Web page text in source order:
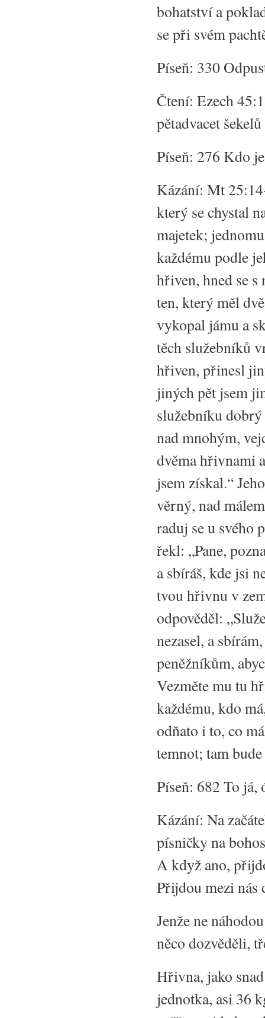
bohatství a
se při svém
Píseň: 330
Čtení: Ezech
pětadvacet
Píseň: 276 Kdo
Kázání: Mt
který se chystal
majetek;
každému podle
hřiven, hned se
ten, který měl
vykopal jámu a
těch služebníků
hřiven, přinesl
jiných pět jsem
služebníku
nad mnohým,
dvěma hřivnami
jsem získal.“
věrný, nad
raduj se u svého
řekl: „Pane,
a sbíráš, kde jsi
tvou hřivnu v
odpověděl:
nezasel, a
peněžníkům,
Vezměte mu tu
každému, kdo
odňato i to, co
temnot; tam
Píseň: 682 To já,
Kázání: Na
písničky na
A když ano,
Přijdou mezi nás
Jenže ne
něco dozvěděli,
Hřivna, jako
jednotka, asi 36